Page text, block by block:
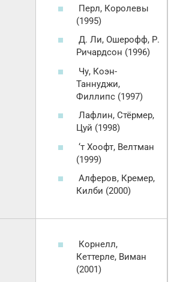
Перл, Королевы
(1995)
Д. Ли, Ошерофф, Р.
Ричардсон (1996)
Чу, Коэн-
Таннуджи,
Филлипс (1997)
Лафлин, Стёрмер,
Цуй (1998)
‘т Хоофт, Велтман
(1999)
Алферов, Кремер,
Килби (2000)
Корнелл,
Кеттерле, Виман
(2001)